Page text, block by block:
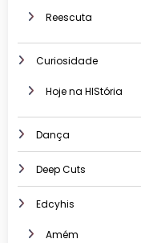
Reescuta
Curiosidade
Hoje na HIStória
Dança
Deep Cuts
Edcyhis
Amém